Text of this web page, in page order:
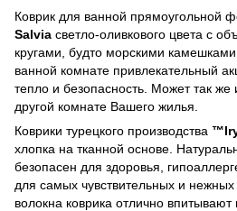
Коврик для ванной прямоугольной
Salvia светло-оливкового цвета с
кругами, будто морскими
ванной комнате привлекательный
тепло и безопасность. Может так же
другой комнате Вашего жилья.
Коврики турецкого производства
хлопка на тканной основе.
безопасен для здоровья,
для самых чувствительных и
волокна коврика отлично впитывают